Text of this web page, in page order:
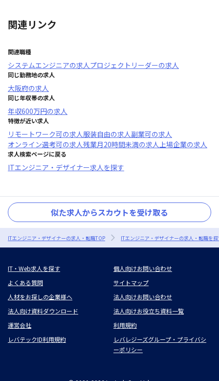
関連リンク
関連職種
システムエンジニアの求人プロジェクトリーダーの求人
同じ勤務地の求人
大阪府の求人
同じ年収帯の求人
年収600万円の求人
特徴が近い求人
リモートワーク可の求人服装自由の求人副業可の求人
オンライン選考可の求人残業月20時間未満の求人上場企業の求人
求人検索ページに戻る
ITエンジニア・デザイナー求人を探す
似た求人からスカウトを受け取る
ITエンジニア・デザイナーの求人・転職TOP ITエンジニア・デザイナーの求人・転職を
IT・Web求人を探す
個人向けお問い合わせ
よくある質問
サイトマップ
人材をお探しの企業様へ
法人向けお問い合わせ
法人向け資料ダウンロード
法人向けお役立ち資料一覧
運営会社
利用規約
レバテックID利用規約
レバレジーズグループ・プライバシ
ーポリシー